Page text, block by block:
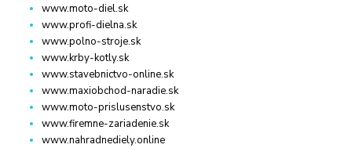
www.moto-diel.sk
www.profi-dielna.sk
www.polno-stroje.sk
www.krby-kotly.sk
www.stavebnictvo-online.sk
www.maxiobchod-naradie.sk
www.moto-prislusenstvo.sk
www.firemne-zariadenie.sk
www.nahradnediely.online